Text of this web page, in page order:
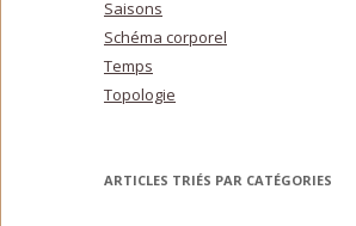
Saisons
Schéma corporel
Temps
Topologie
ARTICLES TRIÉS PAR CATÉGORIES